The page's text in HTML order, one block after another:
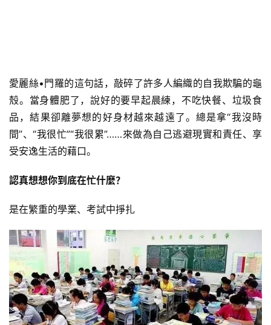
愛麗絲•門羅的這句話，敲碎了許多人編織的自我欺騙的龜
殼。當身體肥了，說好的要早起晨練，不吃快餐、垃圾食
品，結果卻離夢想的好身材越來越遠了。總是拿“我沒時
間”、“我很忙”“我很累”……來做為自己逃避現實和責任、享
受安逸生活的藉口。
認真想想你到底在忙什麼？
是在繁重的學業、考試中掙扎